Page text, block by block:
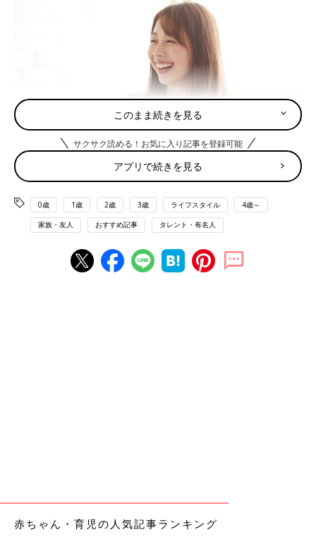
きたのが楽しいと話す鈴木さん。もっと息子くんと深く関わるた
め、最近ベビーサインの資格を取得したそう。その資格取得を目
から
このまま続きを見る
サクサク読める！お気に入り記事を登録可能
アプリで続きを見る
0歳 1歳 2歳 3歳 ライフスタイル 4歳～
家族・友人 おすすめ記事 タレント・有名人
赤ちゃん・育児の人気記事ランキング